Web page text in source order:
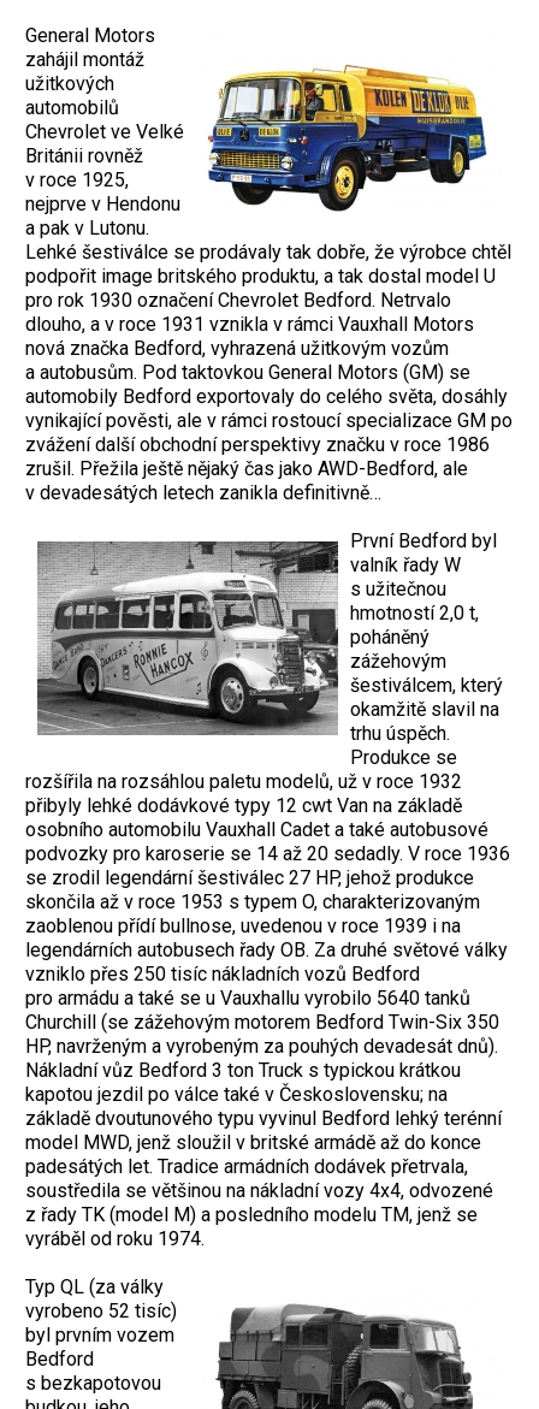
General Motors
zahájil montáž
užitkových
automobilů
Chevrolet ve Velké
Británii rovněž
v roce 1925,
nejprve v Hendonu
a pak v Lutonu.
Lehké šestiválce se prodávaly tak dobře, že výrobce chtěl
podpořit image britského produktu, a tak dostal model U
pro rok 1930 označení Chevrolet Bedford. Netrvalo
dlouho, a v roce 1931 vznikla v rámci Vauxhall Motors
nová značka Bedford, vyhrazená užitkovým vozům
a autobusům. Pod taktovkou General Motors (GM) se
automobily Bedford exportovaly do celého světa, dosáhly
vynikající pověsti, ale v rámci rostoucí specializace GM po
zvážení další obchodní perspektivy značku v roce 1986
zrušil. Přežila ještě nějaký čas jako AWD-Bedford, ale
v devadesátých letech zanikla definitivně…
První Bedford byl
valník řady W
s užitečnou
hmotností 2,0 t,
poháněný
zážehovým
šestiválcem, který
okamžitě slavil na
trhu úspěch.
Produkce se
rozšířila na rozsáhlou paletu modelů, už v roce 1932
přibyly lehké dodávkové typy 12 cwt Van na základě
osobního automobilu Vauxhall Cadet a také autobusové
podvozky pro karoserie se 14 až 20 sedadly. V roce 1936
se zrodil legendární šestiválec 27 HP, jehož produkce
skončila až v roce 1953 s typem O, charakterizovaným
zaoblenou přídí bullnose, uvedenou v roce 1939 i na
legendárních autobusech řady OB. Za druhé světové války
vzniklo přes 250 tisíc nákladních vozů Bedford
pro armádu a také se u Vauxhallu vyrobilo 5640 tanků
Churchill (se zážehovým motorem Bedford Twin-Six 350
HP, navrženým a vyrobeným za pouhých devadesát dnů).
Nákladní vůz Bedford 3 ton Truck s typickou krátkou
kapotou jezdil po válce také v Československu; na
základě dvoutunového typu vyvinul Bedford lehký terénní
model MWD, jenž sloužil v britské armádě až do konce
padesátých let. Tradice armádních dodávek přetrvala,
soustředila se většinou na nákladní vozy 4x4, odvozené
z řady TK (model M) a posledního modelu TM, jenž se
vyráběl od roku 1974.
Typ QL (za války
vyrobeno 52 tisíc)
byl prvním vozem
Bedford
s bezkapotovou